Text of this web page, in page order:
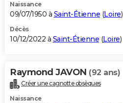
Naissance
09/07/1950 à Saint-Étienne (Loire)
Décès
10/12/2022 à Saint-Étienne (Loire)
Raymond JAVON (92 ans)
Créer une cagnotte obsèques
Naissance